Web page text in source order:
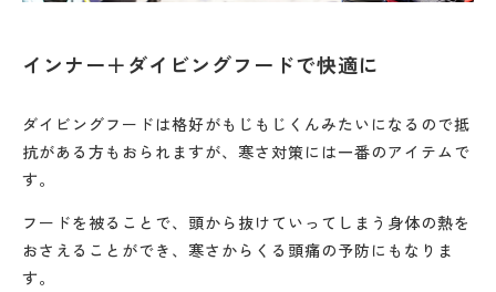
インナー＋ダイビングフードで快適に
ダイビングフードは格好がもじもじくんみたいになるので抵
抗がある方もおられますが、寒さ対策には一番のアイテムで
す。
フードを被ることで、頭から抜けていってしまう身体の熱を
おさえることができ、寒さからくる頭痛の予防にもなりま
す。